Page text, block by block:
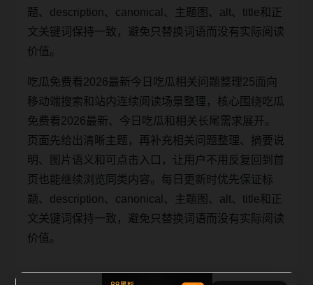
题、description、canonical、主题图、alt、title和正
文关键词保持一致，避免只替换词语而没有实际阅读
价值。
吃瓜免费看2026最新今日吃瓜相关问题整理25面向
移动端搜索和站内连续阅读场景整理，核心围绕吃瓜
免费看2026最新、今日吃瓜和相关长尾需求展开。
页面先给出清晰主题，再补充相关问题整理、摘要说
明、图片语义和可点击入口，让用户不用反复回到首
页也能继续浏览同类内容。每日更新时优先保证标
题、description、canonical、主题图、alt、title和正
文关键词保持一致，避免只替换词语而没有实际阅读
价值。